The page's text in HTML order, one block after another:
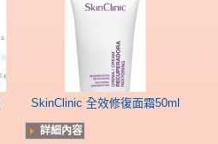
SkinClinic 全效修復面霜50ml
詳細內容